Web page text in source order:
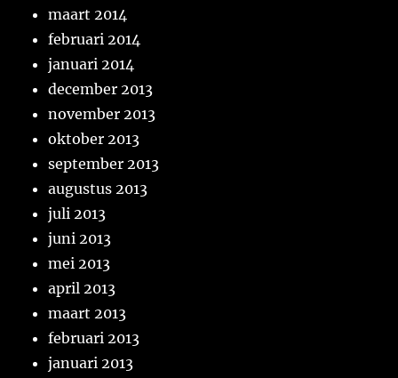
maart 2014
februari 2014
januari 2014
december 2013
november 2013
oktober 2013
september 2013
augustus 2013
juli 2013
juni 2013
mei 2013
april 2013
maart 2013
februari 2013
januari 2013